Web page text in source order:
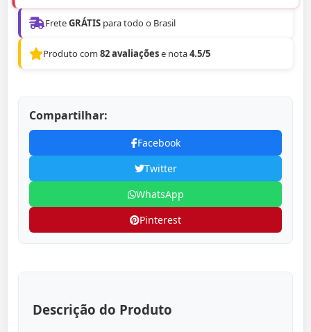
FreteGRÁTIS para todo o Brasil
Produto com 82 avaliaçõese nota4.5/5
Compartilhar:
Facebook
Twitter
WhatsApp
Pinterest
Descrição do Produto